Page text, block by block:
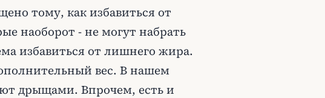
тому, как избавиться от
наоборот - не могут набрать
избавиться от лишнего жира.
вес. В нашем
дрыщами. Впрочем, есть и